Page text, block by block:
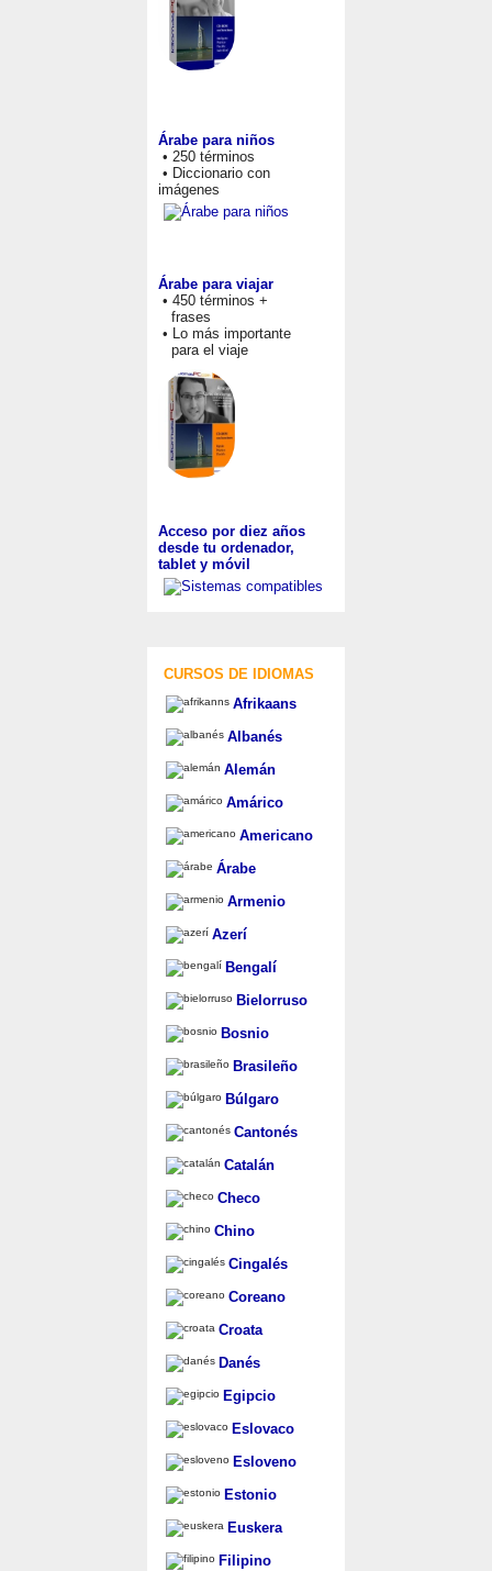
Árabe para niños
• 250 términos
• Diccionario con
imágenes
Árabe para viajar
• 450 términos +
frases
• Lo más importante
para el viaje
Acceso por diez años
desde tu ordenador,
tablet y móvil
CURSOS DE IDIOMAS
Afrikaans
Albanés
Alemán
Amárico
Americano
Árabe
Armenio
Azerí
Bengalí
Bielorruso
Bosnio
Brasileño
Búlgaro
Cantonés
Catalán
Checo
Chino
Cingalés
Coreano
Croata
Danés
Egipcio
Eslovaco
Esloveno
Estonio
Euskera
Filipino